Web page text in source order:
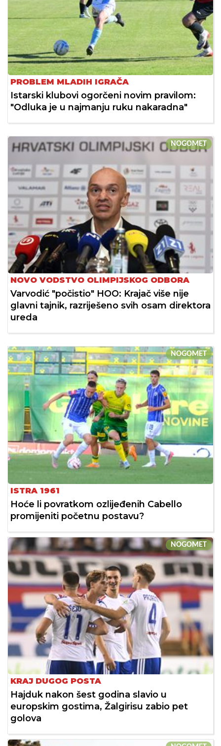
PROBLEM MLADIH IGRAČA
Istarski klubovi ogorčeni novim pravilom:
"Odluka je u najmanju ruku nakaradna"
NOGOMET
NOVO VODSTVO OLIMPIJSKOG ODBORA
Varvodić "počistio" HOO: Krajač više nije
glavni tajnik, razriješeno svih osam direktora
ureda
NOGOMET
ISTRA 1961
Hoće li povratkom ozlijeđenih Cabello
promijeniti početnu postavu?
NOGOMET
KRAJ DUGOG POSTA
Hajduk nakon šest godina slavio u
europskim gostima, Žalgirisu zabio pet
golova